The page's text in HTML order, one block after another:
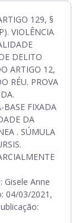
129, §
VIOLÊNCIA
DELITO
ARTIGO 12,
RÉU. PROVA
FIXADA
DA
. SÚMULA
Gisele Anne
04/03/2021,